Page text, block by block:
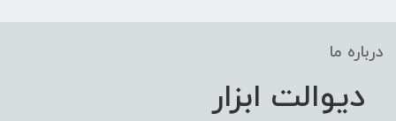
درباره ما
دیوالت ابزار